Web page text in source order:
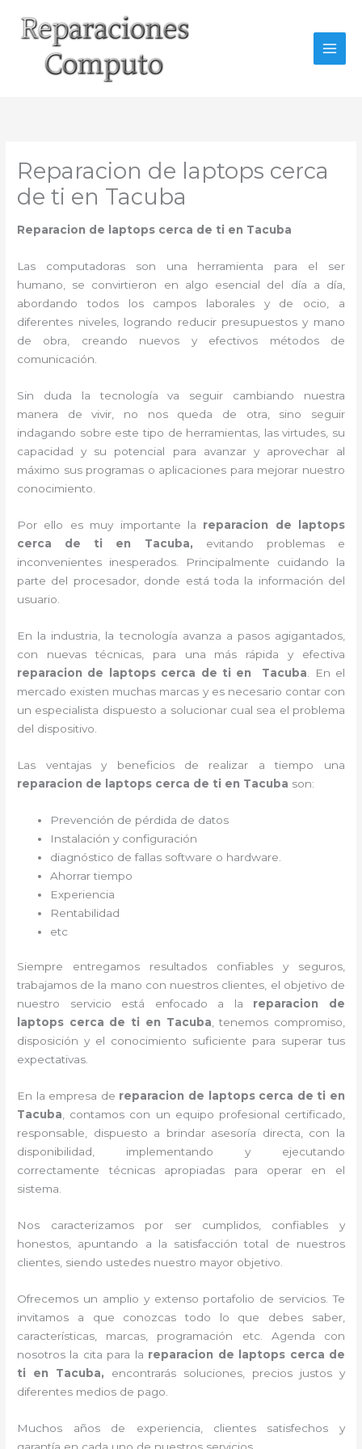
contenido
Reparacion de laptops cerca
de ti en Tacuba
Reparacion de laptops cerca de ti en Tacuba
Las computadoras son una herramienta para el ser
humano, se convirtieron en algo esencial del día a día,
abordando todos los campos laborales y de ocio, a
diferentes niveles, logrando reducir presupuestos y mano
de obra, creando nuevos y efectivos métodos de
comunicación.
Sin duda la tecnología va seguir cambiando nuestra
manera de vivir, no nos queda de otra, sino seguir
indagando sobre este tipo de herramientas, las virtudes, su
capacidad y su potencial para avanzar y aprovechar al
máximo sus programas o aplicaciones para mejorar nuestro
conocimiento.
Por ello es muy importante la reparacion de laptops
cerca de ti en Tacuba, evitando problemas e
inconvenientes inesperados. Principalmente cuidando la
parte del procesador, donde está toda la información del
usuario.
En la industria, la tecnología avanza a pasos agigantados,
con nuevas técnicas, para una más rápida y efectiva
reparacion de laptops cerca de ti en
Tacuba . En el
mercado existen muchas marcas y es necesario contar con
un especialista dispuesto a solucionar cual sea el problema
del dispositivo.
Las ventajas y beneficios de realizar a tiempo una
reparacion de laptops cerca de ti en Tacuba son:
Prevención de pérdida de datos
Instalación y configuración
diagnóstico de fallas software o hardware
Ahorrar tiempo
Experiencia
Rentabilidad
etc
Siempre entregamos resultados confiables y seguros,
trabajamos de la mano con nuestros clientes, el objetivo de
nuestro servicio está enfocado a la reparacion de
laptops cerca de ti en Tacuba , tenemos compromiso,
disposición y el conocimiento suficiente para superar tus
expectativas.
En la empresa de reparacion de laptops cerca de ti en
Tacuba , contamos con un equipo profesional certificado,
responsable, dispuesto a brindar asesoría directa, con la
disponibilidad, implementando y ejecutando
correctamente técnicas apropiadas para operar en el
sistema.
Nos caracterizamos por ser cumplidos, confiables y
honestos, apuntando a la satisfacción total de nuestros
clientes, siendo ustedes nuestro mayor objetivo.
Ofrecemos un amplio y extenso portafolio de servicios. Te
invitamos a que conozcas todo lo que debes saber,
características, marcas, programación etc. Agenda con
nosotros la cita para la reparacion de laptops cerca de
ti en Tacuba, encontrarás soluciones, precios justos y
diferentes medios de pago.
Muchos años de experiencia, clientes satisfechos y
garantía en cada uno de nuestros servicios.